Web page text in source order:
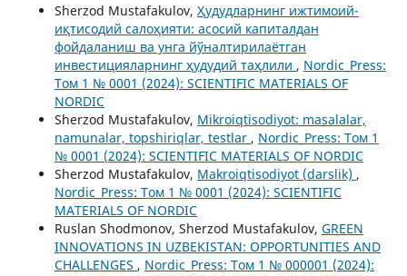
Sherzod Mustafakulov, Ҳудудларнинг ижтимоий-
иқтисодий салоҳияти: асосий капиталдан
фойдаланиш ва унга йўналтирилаётган
инвестицияларнинг ҳудудий таҳлили , Nordic_Press:
Том 1 № 0001 (2024): SCIENTIFIC MATERIALS OF
NORDIC
Sherzod Mustafakulov, Mikroiqtisodiyot: masalalar,
namunalar, topshiriqlar, testlar , Nordic_Press: Том 1
№ 0001 (2024): SCIENTIFIC MATERIALS OF NORDIC
Sherzod Mustafakulov, Makroiqtisodiyot (darslik) ,
Nordic_Press: Том 1 № 0001 (2024): SCIENTIFIC
MATERIALS OF NORDIC
Ruslan Shodmonov, Sherzod Mustafakulov, GREEN
INNOVATIONS IN UZBEKISTAN: OPPORTUNITIES AND
CHALLENGES , Nordic_Press: Том 1 № 000001 (2024):